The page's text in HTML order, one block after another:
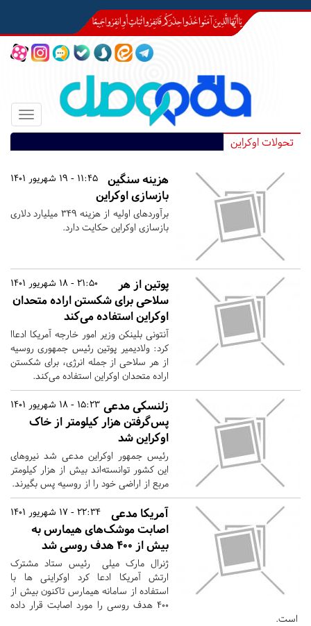
Toggle
تحولات اوکراین
11:45 - 19 شهریور 1401
هزینه سنگین
بازسازی اوکراین
برآوردهای اولیه از هزینه ۳۴۹ میلیارد دلاری
بازسازی اوکراین حکایت دارد.
21:50 - 18 شهریور 1401
پوتین از هر
سلاحی برای شکستن اراده متحدان
اوکراین استفاده می‌کند
آنتونی بلینکن وزیر امور خارجه آمریکا ادعاا
کرد: ولادیمیر پوتین رئیس جمهوری روسیه
از هر سلاحی از جمله انرژی، برای شکستن
اراده متحدان اوکراین استفاده می‌کند.
15:23 - 18 شهریور 1401 زلنسکی مدعی
پس‌گرفتن هزار کیلومتر از خاک
اوکراین شد
رئیس جمهور اوکراین مدعی شد نیروهای
این کشور توانسته‌اند بیش از هزار کیلومتر
مربع از اراضی خود را از روسیه پس بگیرند.
22:34 - 17 شهریور 1401
آمریکا مدعی
اصابت موشک‌های هیمارس به
بیش از ۴۰۰ هدف روسی شد
ژنرال مارک میلی رئیس ستاد مشترک
ارتش آمریکا ادعا کرد اوکراینی ها با
استفاده از سامانه هیمارس تاکنون بیش از
۴۰۰ هدف روسی را مورد اصابت قرار داده
است.